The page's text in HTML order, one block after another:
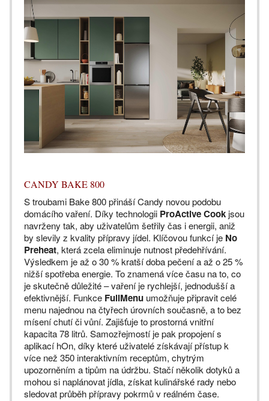
CANDY BAKE 800
S troubami Bake 800 přináší Candy novou podobu
domácího vaření. Díky technologii ProActive Cook jsou
navrženy tak, aby uživatelům šetřily čas i energii, aniž
by slevily z kvality přípravy jídel. Klíčovou funkcí je No
Preheat, která zcela eliminuje nutnost předehřívání.
Výsledkem je až o 30 % kratší doba pečení a až o 25 %
nižší spotřeba energie. To znamená více času na to, co
je skutečně důležité – vaření je rychlejší, jednodušší a
efektivnější. Funkce FullMenu umožňuje připravit celé
menu najednou na čtyřech úrovních současně, a to bez
mísení chutí či vůní. Zajišťuje to prostorná vnitřní
kapacita 78 litrů. Samozřejmostí je pak propojení s
aplikací hOn, díky které uživatelé získávají přístup k
více než 350 interaktivním receptům, chytrým
upozorněním a tipům na údržbu. Stačí několik dotyků a
mohou si naplánovat jídla, získat kulinářské rady nebo
sledovat průběh přípravy pokrmů v reálném čase.